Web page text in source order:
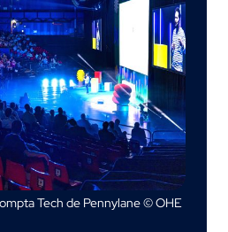
Tech de Pennylane © OHE